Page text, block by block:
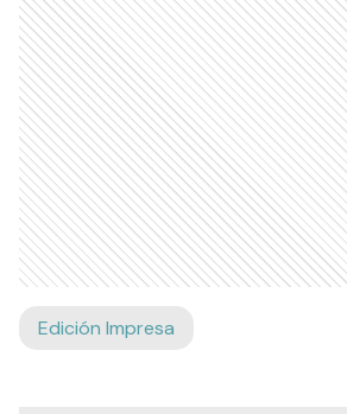
Edición Impresa